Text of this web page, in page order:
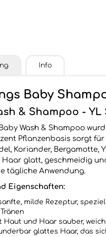
Info
Baby
& Shampoo - YL
Wash & Shampoo
Pflanzenbasis sorgt
Koriander, Bergamotte,
glatt, geschmeidig
tägliche Anwendung.
Eigenschaften:
milde Rezeptur,
Haut und Haar sauber,
glattes Haar, das